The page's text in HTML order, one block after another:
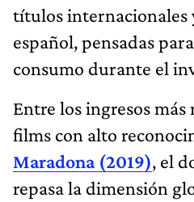
títulos internacionales
español, pensadas
consumo durante el
Entre los ingresos más
films con alto
Maradona (2019), el
repasa la dimensión